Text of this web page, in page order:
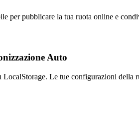
per pubblicare la tua ruota online e
Auto
LocalStorage. Le tue configurazioni della